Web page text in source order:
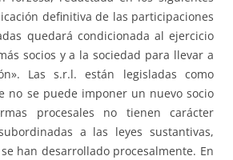
definitiva de las participaciones
quedará condicionada al ejercicio
socios y a la sociedad para llevar a
Las s.r.l. están legisladas como
no se puede imponer un nuevo socio
procesales no tienen carácter
a las leyes sustantivas,
han desarrollado procesalmente. En